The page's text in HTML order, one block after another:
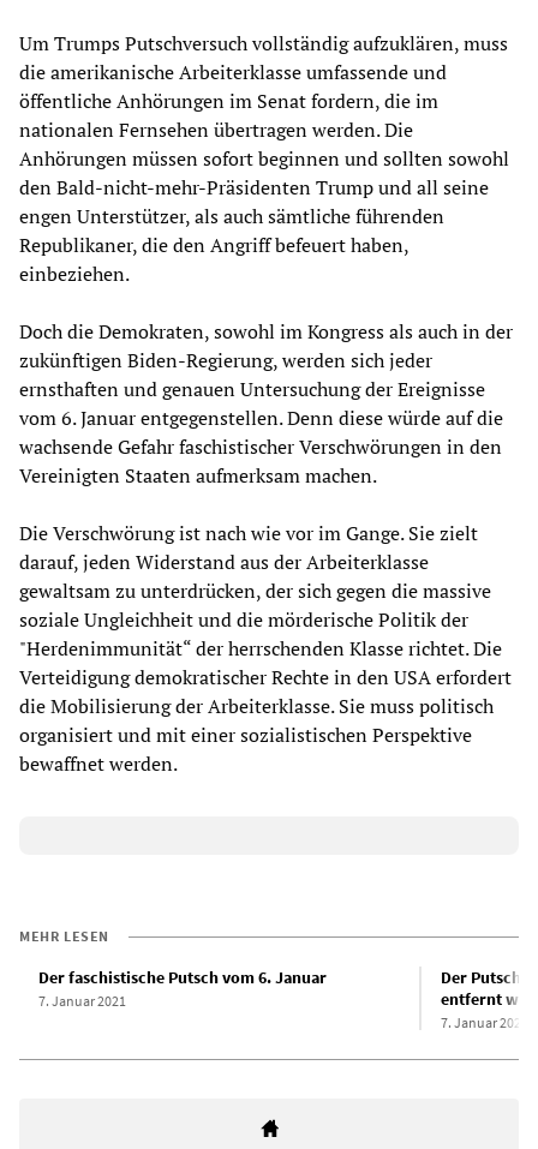
Um Trumps Putschversuch vollständig aufzuklären, muss
die amerikanische Arbeiterklasse umfassende und
öffentliche Anhörungen im Senat fordern, die im
nationalen Fernsehen übertragen werden. Die
Anhörungen müssen sofort beginnen und sollten sowohl
den Bald-nicht-mehr-Präsidenten Trump und all seine
engen Unterstützer, als auch sämtliche führenden
Republikaner, die den Angriff befeuert haben,
einbeziehen.
Doch die Demokraten, sowohl im Kongress als auch in der
zukünftigen Biden-Regierung, werden sich jeder
ernsthaften und genauen Untersuchung der Ereignisse
vom 6. Januar entgegenstellen. Denn diese würde auf die
wachsende Gefahr faschistischer Verschwörungen in den
Vereinigten Staaten aufmerksam machen.
Die Verschwörung ist nach wie vor im Gange. Sie zielt
darauf, jeden Widerstand aus der Arbeiterklasse
gewaltsam zu unterdrücken, der sich gegen die massive
soziale Ungleichheit und die mörderische Politik der
"Herdenimmunität“ der herrschenden Klasse richtet. Die
Verteidigung demokratischer Rechte in den USA erfordert
die Mobilisierung der Arbeiterklasse. Sie muss politisch
organisiert und mit einer sozialistischen Perspektive
bewaffnet werden.
MEHR LESEN
Der faschistische Putsch vom 6. Januar
7. Januar 2021
Der
entfernt
7. Januar 2021